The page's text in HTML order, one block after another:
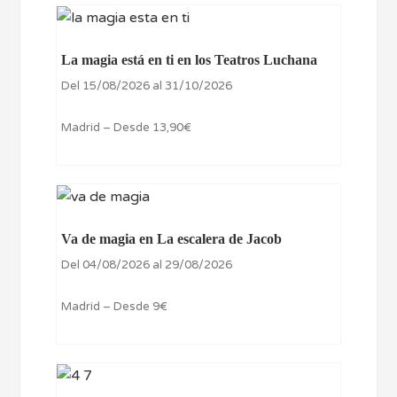
La magia está en ti en los Teatros Luchana
Del 15/08/2026 al 31/10/2026
Madrid – Desde 13,90€
Va de magia en La escalera de Jacob
Del 04/08/2026 al 29/08/2026
Madrid – Desde 9€